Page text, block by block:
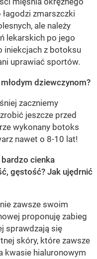
zmarszczki
ale należy
lekarskich po jego
iniekcjach z botoksu
uprawiać sportów.
dziewczynom?
zaczniemy
jeszcze przed
wykonany botoks
nawet o 8-10 lat!
cienka
gęstość? Jak ujędrnić
zawsze swoim
proponuję zabieg
sprawdzają się
skóry, które zawsze
kwasie hialuronowym